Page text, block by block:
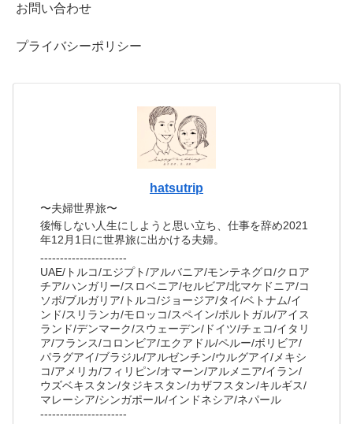
お問い合わせ
プライバシーポリシー
hatsutrip
〜夫婦世界旅〜
後悔しない人生にしようと思い立ち、仕事を辞め2021
年12月1日に世界旅に出かける夫婦。
----------------------
UAE/トルコ/エジプト/アルバニア/モンテネグロ/クロア
チア/ハンガリー/スロベニア/セルビア/北マケドニア/コ
ソボ/ブルガリア/トルコ/ジョージア/タイ/ベトナム/イ
ンド/スリランカ/モロッコ/スペイン/ポルトガル/アイス
ランド/デンマーク/スウェーデン/ドイツ/チェコ/イタリ
ア/フランス/コロンビア/エクアドル/ペルー/ボリビア/
パラグアイ/ブラジル/アルゼンチン/ウルグアイ/メキシ
コ/アメリカ/フィリピン/オマーン/アルメニア/イラン/
ウズベキスタン/タジキスタン/カザフスタン/キルギス/
マレーシア/シンガポール/インドネシア/ネパール
----------------------